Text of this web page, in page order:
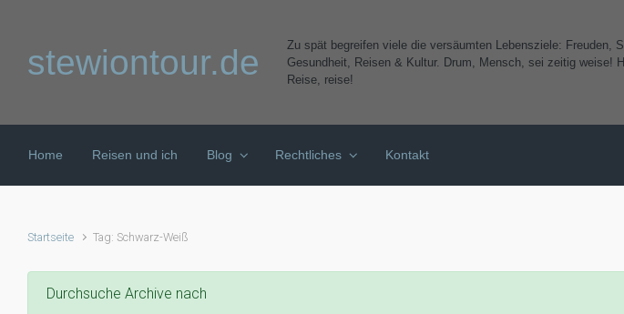
stewiontour.de
Zu spät begreifen viele die versäumten Lebensziele: Freuden,
Gesundheit, Reisen & Kultur. Drum, Mensch, sei zeitig weise!
Reise, reise!
Home Reisen und ich Blog Rechtliches Kontakt
Startseite Tag: Schwarz-Weiß
Durchsuche Archive nach